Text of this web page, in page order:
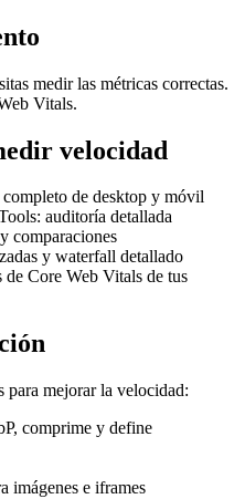
medir las métricas correctas.
Vitals.
velocidad
completo de desktop y móvil
auditoría detallada
comparaciones
y waterfall detallado
de Core Web Vitals de tus
para mejorar la velocidad:
comprime y define
imágenes e iframes